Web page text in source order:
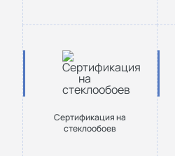
Сертификация на
стеклообоев